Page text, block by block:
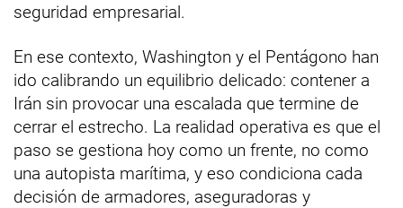
seguridad empresarial.
En ese contexto, Washington y el Pentágono han
ido calibrando un equilibrio delicado: contener a
Irán sin provocar una escalada que termine de
cerrar el estrecho. La realidad operativa es que el
paso se gestiona hoy como un frente, no como
una autopista marítima, y eso condiciona cada
decisión de armadores, aseguradoras y